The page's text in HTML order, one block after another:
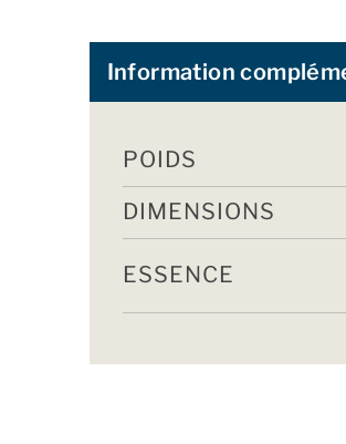
Information
POIDS
DIMENSIONS
ESSENCE